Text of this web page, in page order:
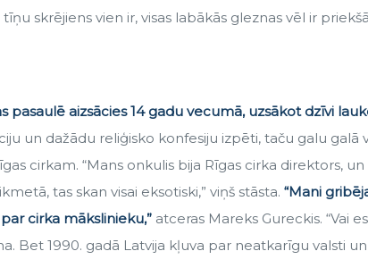
skrējiens vien ir, visas labākās gleznas vēl ir
pasaulē aizsācies 14 gadu vecumā, uzsākot dzīvi
un dažādu reliģisko konfesiju izpēti, taču galu galā
cirkam. “Mans onkulis bija Rīgas cirka direktors,
tas skan visai eksotiski,” viņš stāsta. “Mani
cirka mākslinieku,” atceras Mareks Gureckis. “Vai
Bet 1990. gadā Latvija kļuva par neatkarīgu valsti